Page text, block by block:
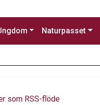
Naturpasset
som RSS-flöde